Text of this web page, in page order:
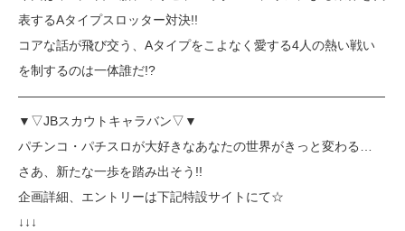
表するAタイプスロッター対決!!
コアな話が飛び交う、Aタイプをこよなく愛する4人の熱い戦い
を制するのは一体誰だ!?
―――――――――――――――――――――――――――――
▼▽JBスカウトキャラバン▽▼
パチンコ・パチスロが大好きなあなたの世界がきっと変わる…
さあ、新たな一歩を踏み出そう!!
企画詳細、エントリーは下記特設サイトにて☆
↓↓↓